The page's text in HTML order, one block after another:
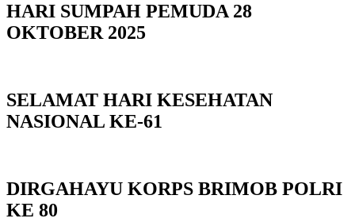
HARI SUMPAH PEMUDA 28
OKTOBER 2025
SELAMAT HARI KESEHATAN
NASIONAL KE-61
DIRGAHAYU KORPS BRIMOB POLRI
KE 80